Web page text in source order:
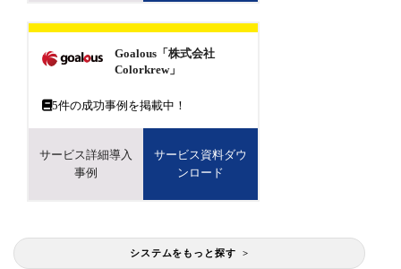
Goalous「株式会社
Colorkrew」
5件の成功事例を掲載中！
サービス詳細導入
事例
サービス資料ダウ
ンロード
システムをもっと探す >